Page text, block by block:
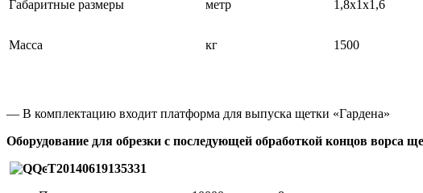
Габаритные размеры метр 1,8х1х1,6
Масса кг 1500
— В комплектацию входит платформа для выпуска щетки «Гардена»
Оборудование для обрезки с последующей обработкой концов ворса